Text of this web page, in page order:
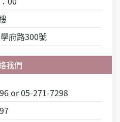
府路300號
or 05-271-7298